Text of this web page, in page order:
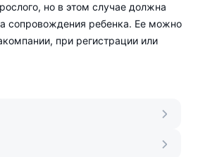
но в этом случае должна
сопровождения ребенка. Ее можно
при регистрации или